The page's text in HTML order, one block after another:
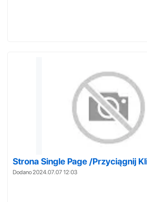
Strona Single Page /Przyciągnij
Dodano 2024.07.07 12:03